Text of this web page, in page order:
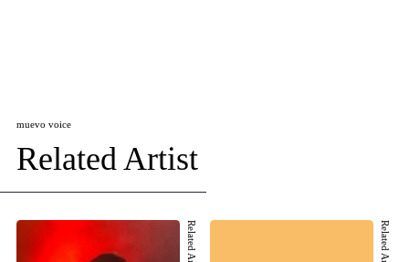
muevo voice
Related Artist